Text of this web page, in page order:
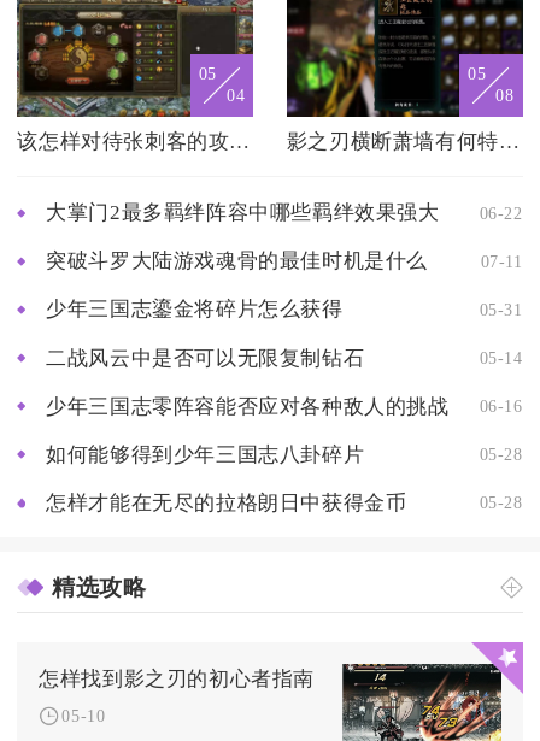
05
04
该怎样对待张刺客的攻城掠地行动
05
08
影之刃横断萧墙有何特色玩法
大掌门2最多羁绊阵容中哪些羁绊效果强大 06-22
突破斗罗大陆游戏魂骨的最佳时机是什么 07-11
少年三国志鎏金将碎片怎么获得 05-31
二战风云中是否可以无限复制钻石 05-14
少年三国志零阵容能否应对各种敌人的挑战 06-16
如何能够得到少年三国志八卦碎片 05-28
怎样才能在无尽的拉格朗日中获得金币 05-28
精选攻略
怎样找到影之刃的初心者指南
05-10